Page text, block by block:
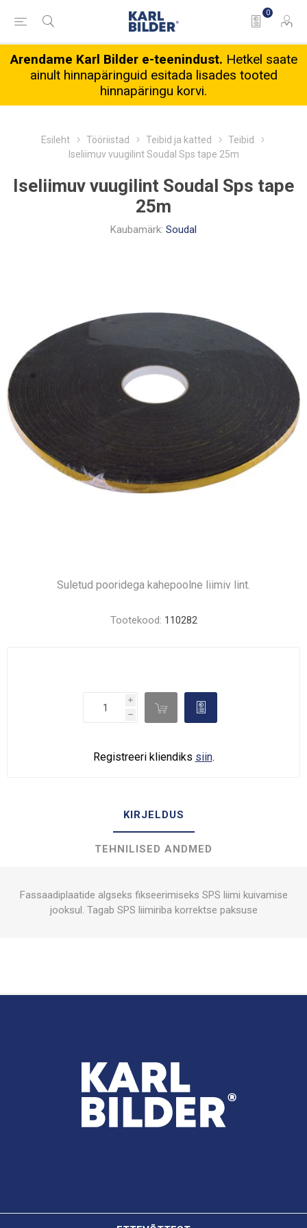
0
Arendame Karl Bilder e-teenindust. Hetkel saate
ainult hinnapäringuid esitada lisades tooted
hinnapäringu korvi.
Esileht Tööriistad Teibid ja katted
Teibid
Iseliimuv vuugilint Soudal Sps tape 25m
Iseliimuv vuugilint Soudal Sps tape
25m
Kaubamärk: Soudal
Suletud pooridega kahepoolne liimiv lint.
Tootekood: 110282
i
h
d 
Registreeri kliendiks siin.
KIRJELDUS
TEHNILISED ANDMED
Fassaadiplaatide algseks fikseerimiseks SPS liimi kuivamise
jooksul. Tagab SPS liimiriba korrektse paksuse